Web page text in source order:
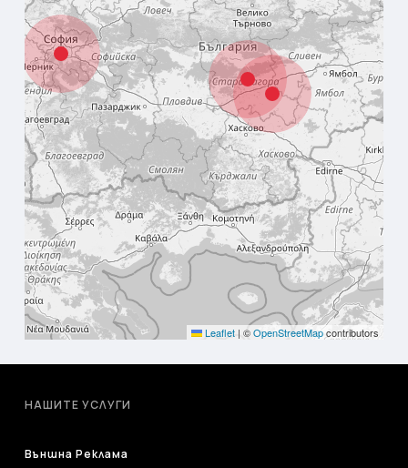
Leaflet | ©OpenStreetMapcontributors
НАШИТЕ УСЛУГИ
Външна Реклама